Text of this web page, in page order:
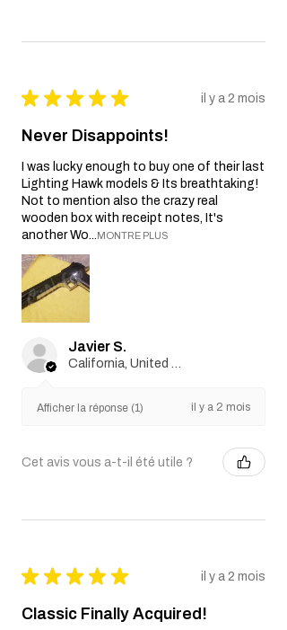
le vendeur ne sera responsable de
dommages indirects, accessoires,
Nous nous réservons le droit de modifier ou
de mettre à jour cette politique de garantie
si nécessaire.
★ ★ ★ ★ ★ il y a 2 mois
Never Disappoints!
I was lucky enough to buy one of their last
Lighting Hawk models & Its breathtaking!
Not to mention also the crazy real
wooden box with receipt notes, It's
another Wo... MONTRE PLUS
Javier S.
California, United States
Afficher la réponse (1) il y a 2 mois
Cet avis vous a-t-il été utile ?
★ ★ ★ ★ ★ il y a 2 mois
Classic Finally Acquired!